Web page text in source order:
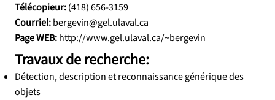
Télécopieur:(418) 656-3159
Courriel:bergevin@gel.ulaval.ca
Page WEB:http://www.gel.ulaval.ca/~bergevin
Travaux de recherche:
Détection, description et reconnaissance générique des
objets